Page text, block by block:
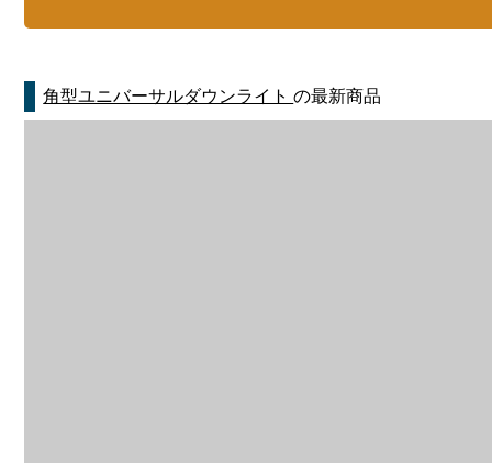
角型ユニバーサルダウンライトの最新商品